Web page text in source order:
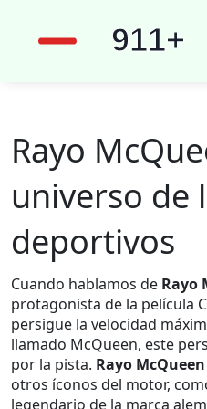
Rayo
universo de
deportivos
Cuando hablamos de Rayo
protagonista de la película
persigue la velocidad
llamado McQueen, este
por la pista. Rayo McQueen
otros íconos del motor,
legendario de la marca